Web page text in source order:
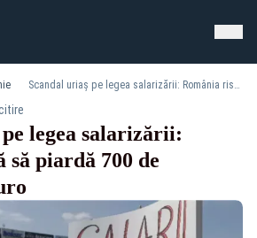
Scandal uriaș pe legea salarizării: România riscă să piardă 700 de milioane de euro
legea salarizării:
să piardă 700 de